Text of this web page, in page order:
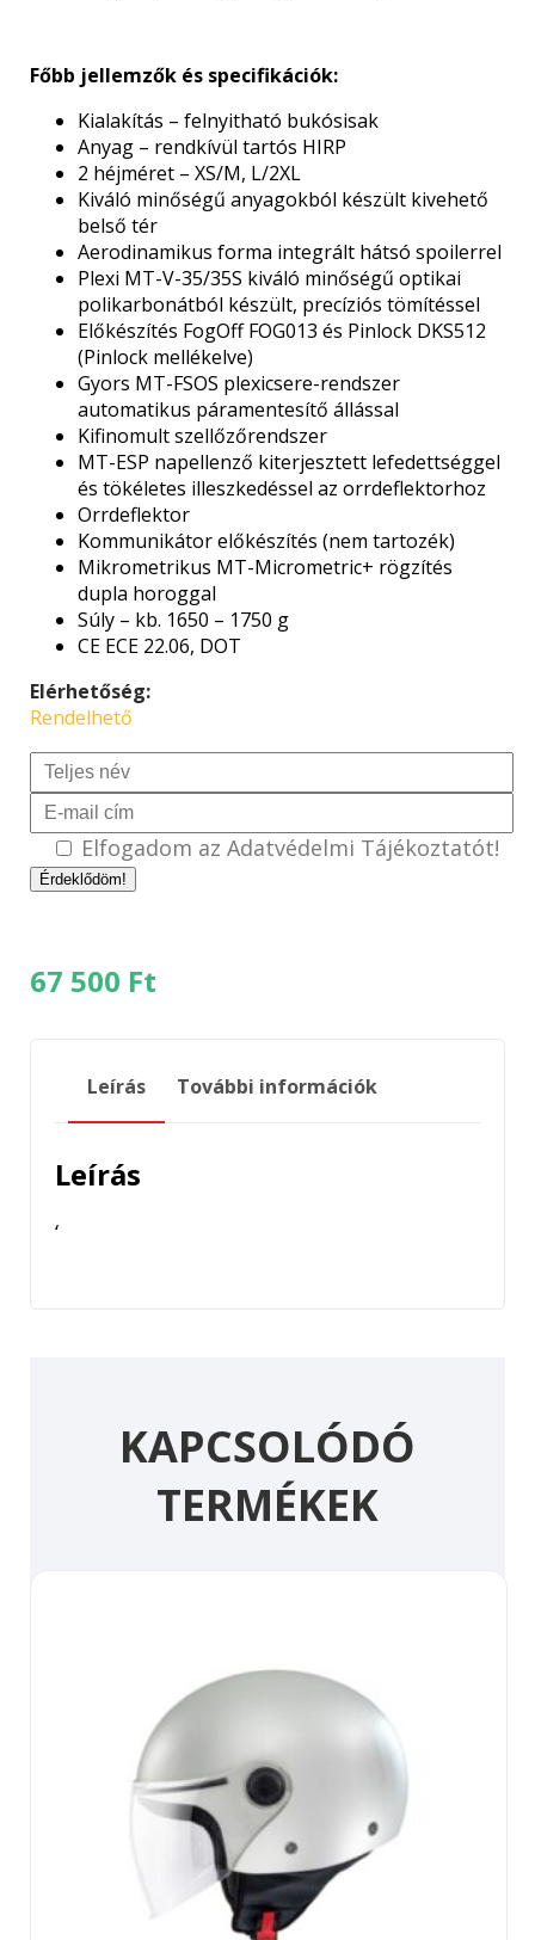
Főbb jellemzők és specifikációk:
Kialakítás – felnyitható bukósisak
Anyag – rendkívül tartós HIRP
2 héjméret – XS/M, L/2XL
Kiváló minőségű anyagokból készült kivehető
belső tér
Aerodinamikus forma integrált hátsó spoilerrel
Plexi MT-V-35/35S kiváló minőségű optikai
polikarbonátból készült, precíziós tömítéssel
Előkészítés FogOff FOG013 és Pinlock DKS512
(Pinlock mellékelve)
Gyors MT-FSOS plexicsere-rendszer
automatikus páramentesítő állással
Kifinomult szellőzőrendszer
MT-ESP napellenző kiterjesztett lefedettséggel
és tökéletes illeszkedéssel az orrdeflektorhoz
Orrdeflektor
Kommunikátor előkészítés (nem tartozék)
Mikrometrikus MT-Micrometric+ rögzítés
dupla horoggal
Súly – kb. 1650 – 1750 g
CE ECE 22.06, DOT
Elérhetőség:
Rendelhető
Elfogadom az Adatvédelmi Tájékoztatót!
67 500 Ft
Leírás További információk
Leírás
‘
KAPCSOLÓDÓ
TERMÉKEK